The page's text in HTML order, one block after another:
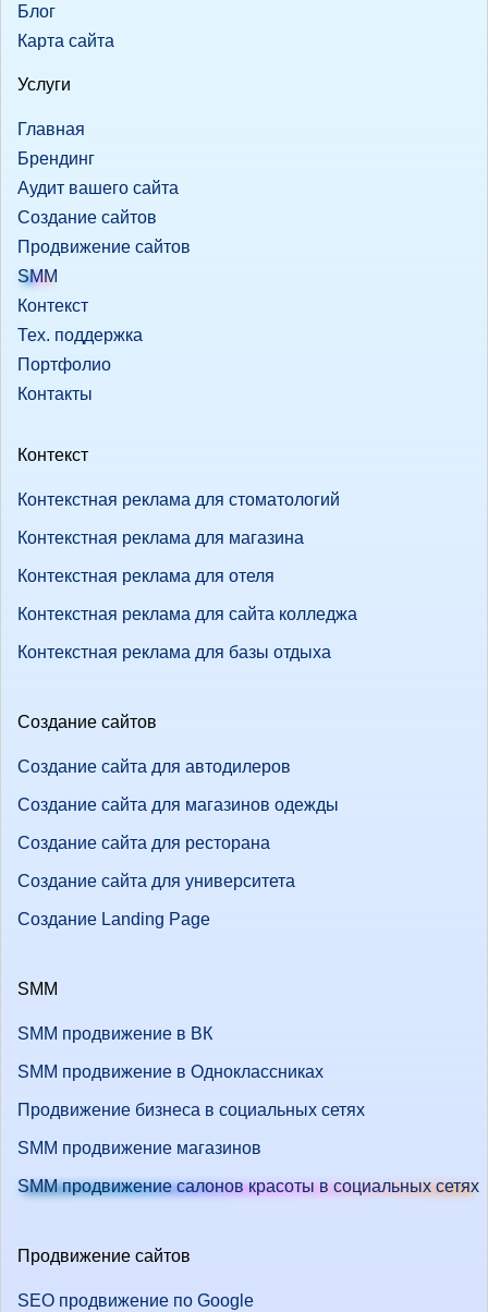
Блог
Карта сайта
Услуги
Главная
Брендинг
Аудит вашего сайта
Создание сайтов
Продвижение сайтов
SMM
Контекст
Тех. поддержка
Портфолио
Контакты
Контекст
Контекстная реклама для стоматологий
Контекстная реклама для магазина
Контекстная реклама для отеля
Контекстная реклама для сайта колледжа
Контекстная реклама для базы отдыха
Создание сайтов
Создание сайта для автодилеров
Создание сайта для магазинов одежды
Создание сайта для ресторана
Создание сайта для университета
Создание Landing Page
SMM
SMM продвижение в ВК
SMM продвижение в Одноклассниках
Продвижение бизнеса в социальных сетях
SMM продвижение магазинов
SMM продвижение салонов красоты в социальных сетях
Продвижение сайтов
SEO продвижение по Google